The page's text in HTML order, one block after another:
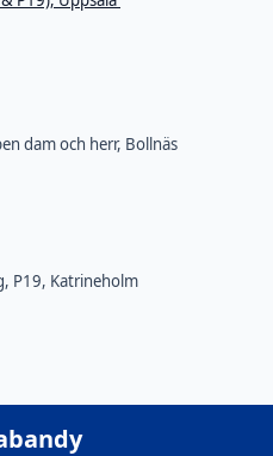
dam och herr, Bollnäs
P19, Katrineholm